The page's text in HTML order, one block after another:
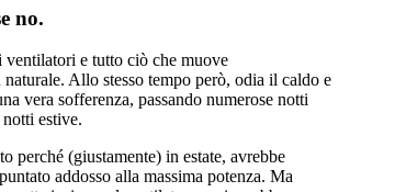
no.
ventilatori e tutto ciò che muove
Allo stesso tempo però, odia il caldo e
vera sofferenza, passando numerose notti
estive.
perché (giustamente) in estate, avrebbe
addosso alla massima potenza. Ma